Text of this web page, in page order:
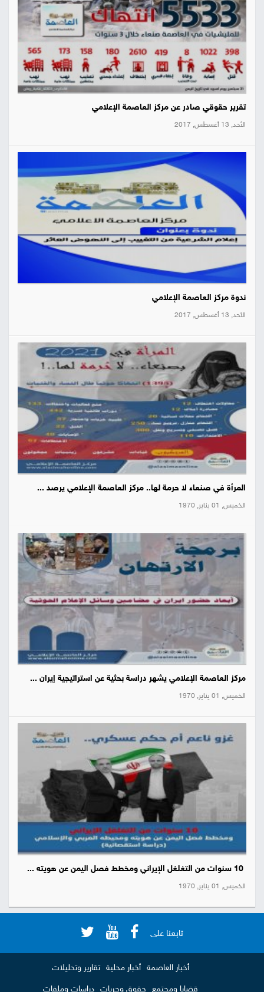
تقرير حقوقي صادر عن مركز العاصمة الإعلامي
الأحد, 13 أغسطس, 2017
ندوة مركز العاصمة الإعلامي
الأحد, 13 أغسطس, 2017
المرأة في صنعاء لا حرمة لها.. مركز العاصمة الإعلامي يرصد ...
الخميس, 01 يناير, 1970
مركز العاصمة الإعلامي يشهر دراسة بحثية عن استراتيجية إيران ...
الخميس, 01 يناير, 1970
الخميس, 01 يناير, 1970
تابعنا على
أخبار العاصمة أخبار محلية تقارير وتحليلات
قضايا ومجتمع حقوق وحريات دراسات وملفات